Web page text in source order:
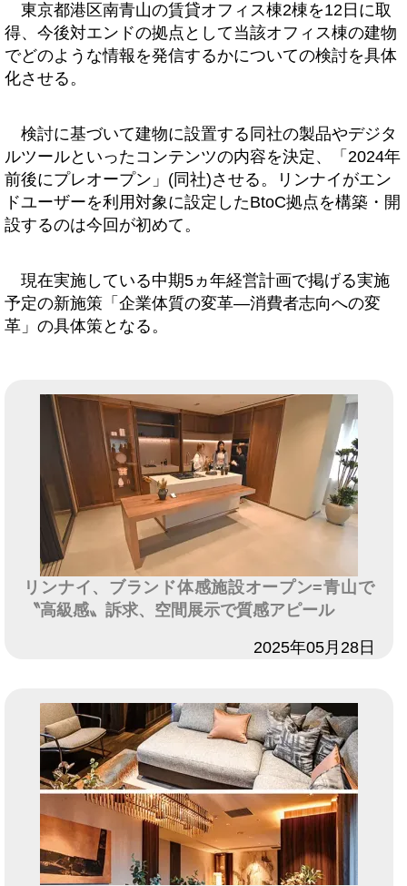
東京都港区南青山の賃貸オフィス棟2棟を12日に取
得、今後対エンドの拠点として当該オフィス棟の建物
でどのような情報を発信するかについての検討を具体
化させる。
検討に基づいて建物に設置する同社の製品やデジタ
ルツールといったコンテンツの内容を決定、「2024年
前後にプレオープン」(同社)させる。リンナイがエン
ドユーザーを利用対象に設定したBtoC拠点を構築・開
設するのは今回が初めて。
現在実施している中期5ヵ年経営計画で掲げる実施
予定の新施策「企業体質の変革―消費者志向への変
革」の具体策となる。
リンナイ、ブランド体感施設オープン=青山で
〝高級感〟訴求、空間展示で質感アピール
2025年05月28日